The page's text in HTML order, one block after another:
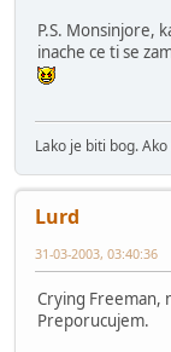
P.S. Monsinjore,
inache ce ti se
Lako je biti bog.
Lurd
31-03-2003, 03:40:36
Crying Freeman,
Preporucujem.